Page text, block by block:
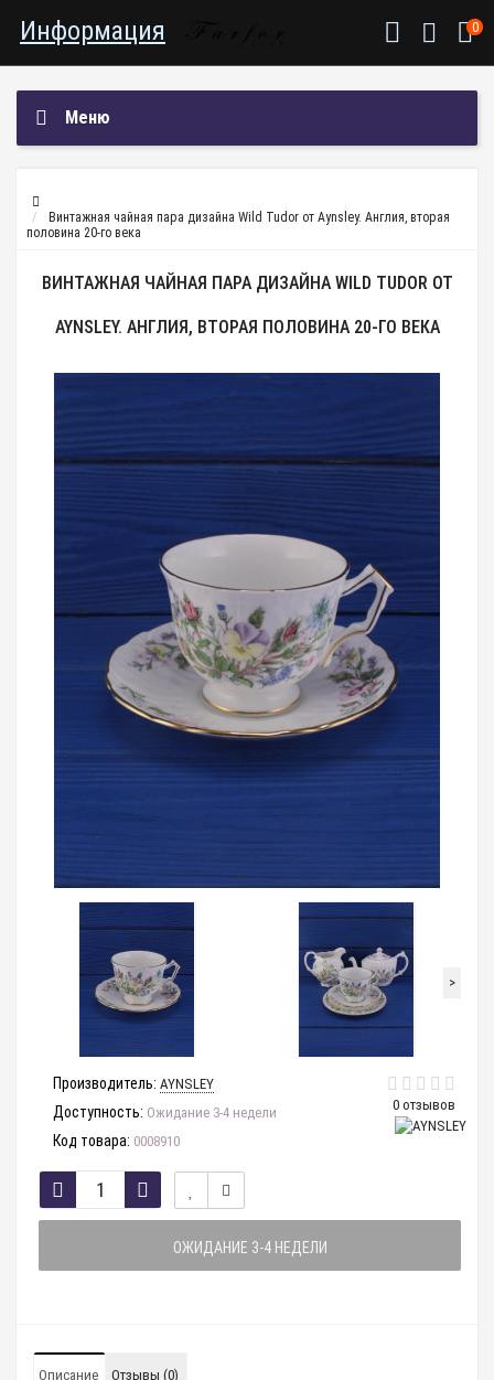
Информация 0
Меню
Винтажная чайная пара дизайна Wild Tudor от Aynsley. Англия, вторая
половина 20-го века
ВИНТАЖНАЯ ЧАЙНАЯ ПАРА ДИЗАЙНА WILD TUDOR ОТ
AYNSLEY. АНГЛИЯ, ВТОРАЯ ПОЛОВИНА 20-ГО ВЕКА
Loading...
>
0 отзывов
Производитель: AYNSLEY
Доступность: Ожидание 3-4 недели
Код товара: 0008910
ОЖИДАНИЕ 3-4 НЕДЕЛИ
Описание Отзывы (0)